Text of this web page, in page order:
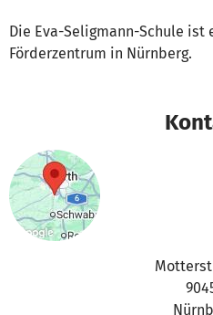
Die Eva-Seligmann-Schule ist
Förderzentrum in Nürnberg.